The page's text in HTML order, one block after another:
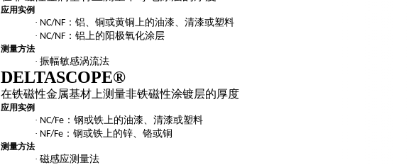
应用实例
· NC/NF：铝、铜或黄铜上的油漆、清漆或塑料
· NC/NF：铝上的阳极氧化涂层
测量方法
· 振幅敏感涡流法
DELTASCOPE®
在铁磁性金属基材上测量非铁磁性涂镀层的厚度
应用实例
· NC/Fe：钢或铁上的油漆、清漆或塑料
· NF/Fe：钢或铁上的锌、铬或铜
测量方法
· 磁感应测量法